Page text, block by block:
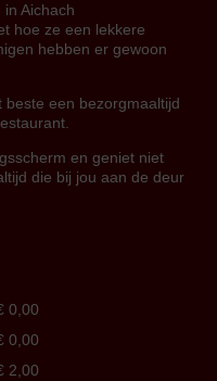
Aichach
hoe ze een lekkere
hebben er gewoon
een bezorgmaaltijd
en geniet niet
die bij jou aan de deur
0,00
0,00
2,00